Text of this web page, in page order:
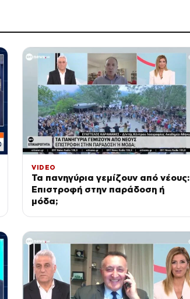
VIDEO
Τα πανηγύρια γεμίζουν από νέους:
Επιστροφή στην παράδοση ή
μόδα;